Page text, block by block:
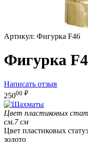
Артикул: Фигурка F46
Фигурка
Написать отзыв
25000 ₽
Цвет пластиковых
см.7 см
Цвет пластиковых
золото